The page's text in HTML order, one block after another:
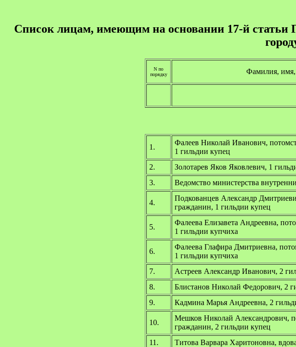
Список лицам, имеющим на основании 17-й статьи
N по
порядку
Фамилия, имя,
1.
Фалеев Николай Иванович,
1 гильдии купец
2.
Золотарев Яков Яковлевич, 1
3.
Ведомство министерства
4.
Подкованцев Александр
гражданин, 1 гильдии купец
5.
Фалеева Елизавета Андреевна,
1 гильдии купчиха
6.
Фалеева Глафира Дмитриевна,
1 гильдии купчиха
7. Астреев Александр Иванович, 2
8.
Блистанов Николай Федорович, 2
9.
Кадмина Марья Андреевна, 2
10.
Мешков Николай Александрович,
гражданин, 2 гильдии купец
11. Титова Варвара Харитоновна,